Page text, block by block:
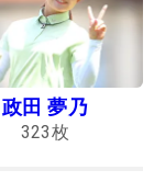
政田 夢乃
323枚